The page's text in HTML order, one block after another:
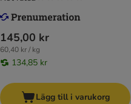
145,00 kr
60,40 kr / kg
134,85 kr
Lägg till i varukorg